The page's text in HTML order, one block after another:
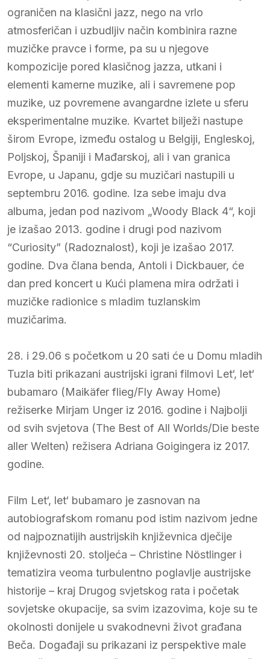
ograničen na klasični jazz, nego na vrlo
atmosferičan i uzbudljiv način kombinira razne
muzičke pravce i forme, pa su u njegove
kompozicije pored klasičnog jazza, utkani i
elementi kamerne muzike, ali i savremene pop
muzike, uz povremene avangardne izlete u sferu
eksperimentalne muzike. Kvartet bilježi nastupe
širom Evrope, između ostalog u Belgiji, Engleskoj,
Poljskoj, Španiji i Mađarskoj, ali i van granica
Evrope, u Japanu, gdje su muzičari nastupili u
septembru 2016. godine. Iza sebe imaju dva
albuma, jedan pod nazivom „Woody Black 4“, koji
je izašao 2013. godine i drugi pod nazivom
“Curiosity” (Radoznalost), koji je izašao 2017.
godine. Dva člana benda, Antoli i Dickbauer, će
dan pred koncert u Kući plamena mira održati i
muzičke radionice s mladim tuzlanskim
muzičarima.
28. i 29.06 s početkom u 20 sati će u Domu mladih
Tuzla biti prikazani austrijski igrani filmovi Let‘, let‘
bubamaro (Maikäfer flieg/Fly Away Home)
režiserke Mirjam Unger iz 2016. godine i Najbolji
od svih svjetova (The Best of All Worlds/Die beste
aller Welten) režisera Adriana Goigingera iz 2017.
godine.
Film Let‘, let‘ bubamaro je zasnovan na
autobiografskom romanu pod istim nazivom jedne
od najpoznatijih austrijskih književnica dječije
književnosti 20. stoljeća – Christine Nöstlinger i
tematizira veoma turbulentno poglavlje austrijske
historije – kraj Drugog svjetskog rata i početak
sovjetske okupacije, sa svim izazovima, koje su te
okolnosti donijele u svakodnevni život građana
Beča. Događaji su prikazani iz perspektive male